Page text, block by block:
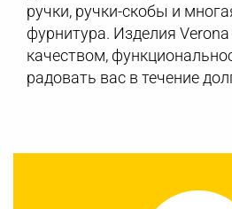
ручки, ручки-скобы и
фурнитура. Изделия
качеством,
радовать вас в течение